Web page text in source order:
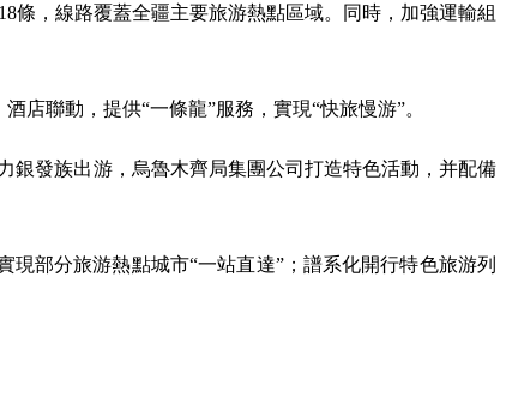
條，線路覆蓋全疆主要旅游熱點區域。同時，加強運輸組
聯動，提供“一條龍”服務，實現“快旅慢游”。
銀發族出游，烏魯木齊局集團公司打造特色活動，并配備
部分旅游熱點城市“一站直達”；譜系化開行特色旅游列